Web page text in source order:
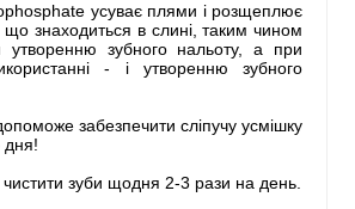
усуває плями і розщеплює
що знаходиться в слині, таким чином
утворенню зубного нальоту, а при
- і утворенню зубного
забезпечити сліпучу усмішку
дня!
чистити зуби щодня 2-3 рази на день.